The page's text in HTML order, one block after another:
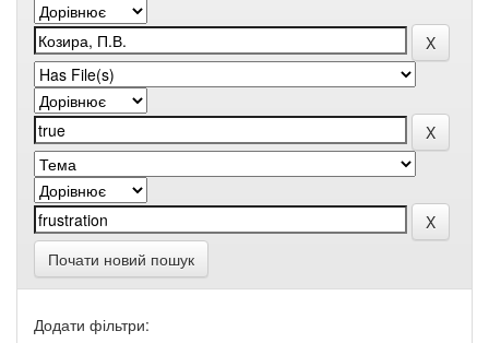
Почати новий пошук
Додати фільтри: